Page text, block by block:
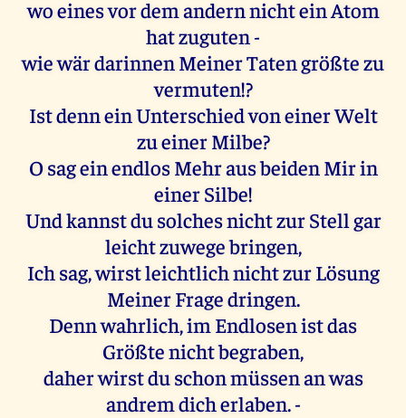
wo eines vor dem andern nicht ein Atom
hat zuguten -
wie wär darinnen Meiner Taten größte zu
vermuten!?
Ist denn ein Unterschied von einer Welt
zu einer Milbe?
O sag ein endlos Mehr aus beiden Mir in
einer Silbe!
Und kannst du solches nicht zur Stell gar
leicht zuwege bringen,
Ich sag, wirst leichtlich nicht zur Lösung
Meiner Frage dringen.
Denn wahrlich, im Endlosen ist das
Größte nicht begraben,
daher wirst du schon müssen an was
andrem dich erlaben. -